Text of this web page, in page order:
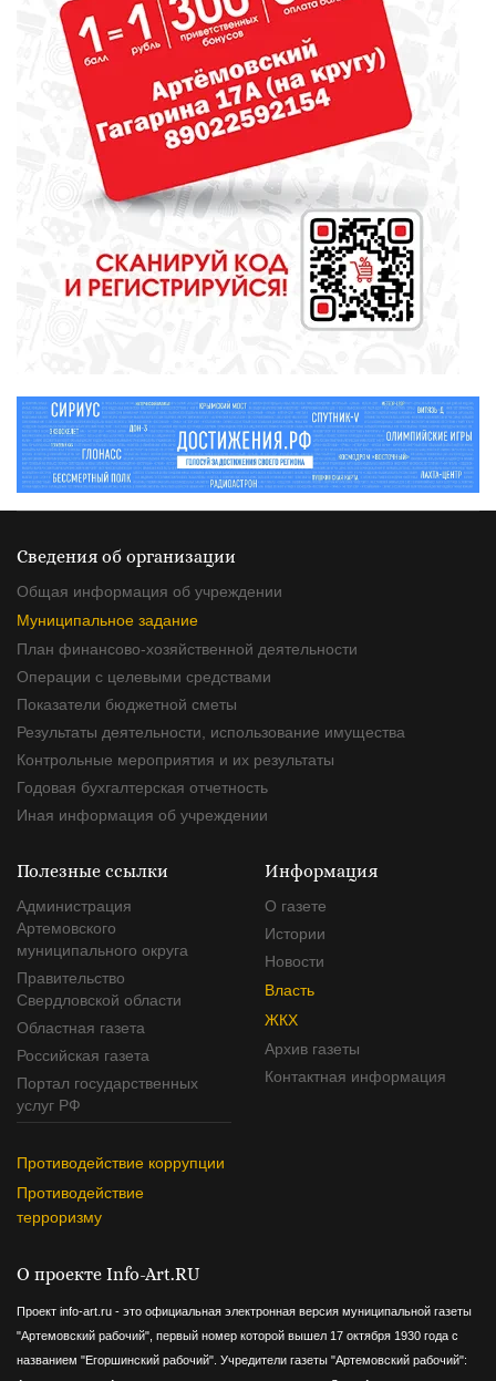
МЕДИЦИНА
Новый ФАП красив, аккуратен и
Девять тысяч человек примут
участие в легкоатлетическом
марафоне «Европа – Азия»
Сведения об организации
Общая информация об учреждении
Муниципальное задание
План финансово-хозяйственной деятельности
Операции с целевыми средствами
Показатели бюджетной сметы
Результаты деятельности, использование имущества
Контрольные мероприятия и их результаты
Годовая бухгалтерская отчетность
Иная информация об учреждении
Полезные ссылки
Администрация
Артемовского
муниципального округа
Правительство
Свердловской области
Областная газета
Российская газета
Портал государственных
услуг РФ
Противодействие коррупции
Противодействие
терроризму
Информация
О газете
Истории
Новости
Власть
ЖКХ
Архив газеты
Контактная информация
О проекте Info-Art.RU
Проект info-art.ru - это официальная электронная версия муниципальной газеты
"Артемовский рабочий", первый номер которой вышел 17 октября 1930 года с
названием "Егоршинский рабочий". Учредители газеты "Артемовский рабочий":